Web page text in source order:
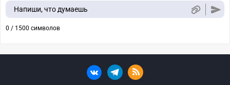
Напиши, что думаешь
0 / 1500 символов